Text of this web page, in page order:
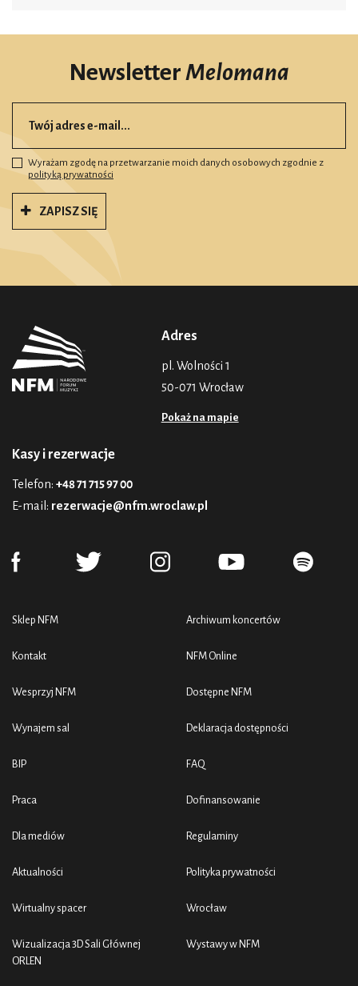
NewsletterMelomana
Wyrażam zgodę na przetwarzanie moich danych osobowych zgodnie z
polityką prywatności
ZAPISZ SIĘ
Adres
pl. Wolności 1
50-071 Wrocław
Pokaż na mapie
Kasy i rezerwacje
Telefon: +48 71 715 97 00
E-mail: rezerwacje@nfm.wroclaw.pl
Sklep NFM
Kontakt
Wesprzyj NFM
Wynajem sal
BIP
Praca
Dla mediów
Aktualności
Wirtualny spacer
Wizualizacja 3D Sali Głównej
ORLEN
Archiwum koncertów
NFM Online
Dostępne NFM
Deklaracja dostępności
FAQ
Dofinansowanie
Regulaminy
Polityka prywatności
Wrocław
Wystawy w NFM